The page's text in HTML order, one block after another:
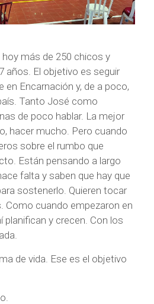
hoy más de 250 chicos y
años. El objetivo es seguir
en Encarnación y, de a poco,
Tanto José como
de poco hablar. La mejor
hacer mucho. Pero cuando
sobre el rumbo que
Están pensando a largo
falta y saben que hay que
sostenerlo. Quieren tocar
Como cuando empezaron en
planifican y crecen. Con los
de vida. Ese es el objetivo